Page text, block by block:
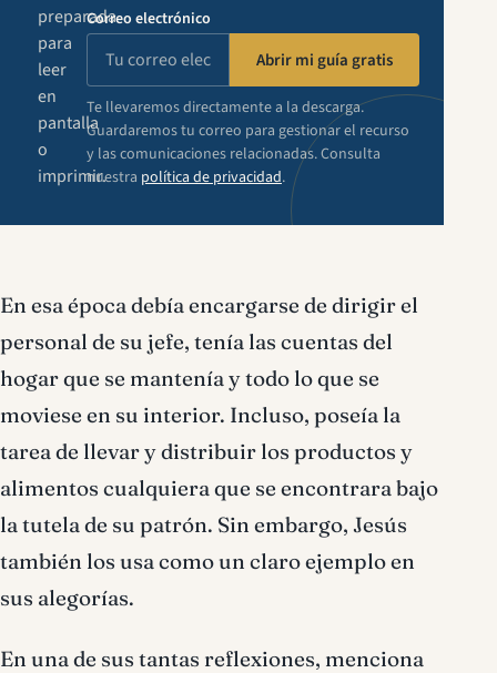
preparada
para
leer
en
pantalla
o
imprimir.
Correo electrónico
Abrir mi guía gratis
Te llevaremos directamente a la descarga.
Guardaremos tu correo para gestionar el recurso
y las comunicaciones relacionadas. Consulta
nuestra política de privacidad.
En esa época debía encargarse de dirigir el
personal de su jefe, tenía las cuentas del
hogar que se mantenía y todo lo que se
moviese en su interior. Incluso, poseía la
tarea de llevar y distribuir los productos y
alimentos cualquiera que se encontrara bajo
la tutela de su patrón. Sin embargo, Jesús
también los usa como un claro ejemplo en
sus alegorías.
En una de sus tantas reflexiones, menciona